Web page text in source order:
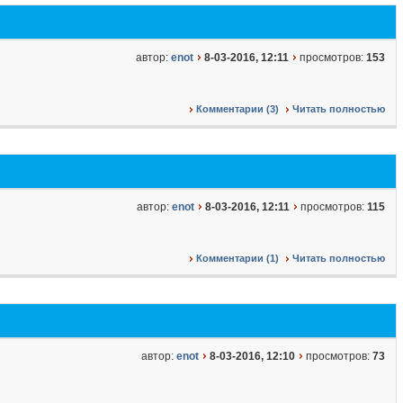
автор: enot 8-03-2016, 12:11 просмотров: 153
Комментарии (3) Читать полностью
автор: enot 8-03-2016, 12:11 просмотров: 115
Комментарии (1) Читать полностью
автор: enot 8-03-2016, 12:10 просмотров: 73